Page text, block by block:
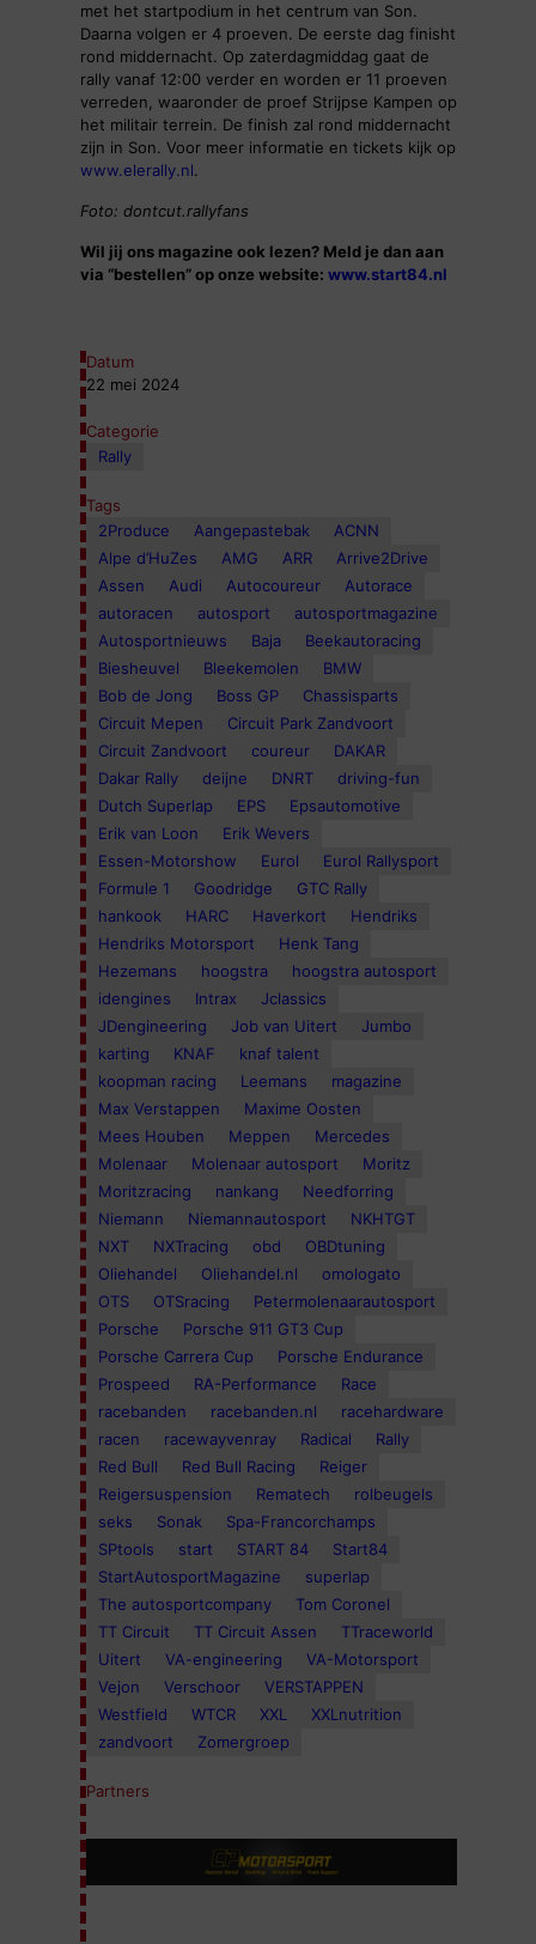
met het startpodium in het centrum van Son.
Daarna volgen er 4 proeven. De eerste dag finisht
rond middernacht. Op zaterdagmiddag gaat de
rally vanaf 12:00 verder en worden er 11 proeven
verreden, waaronder de proef Strijpse Kampen op
het militair terrein. De finish zal rond middernacht
zijn in Son. Voor meer informatie en tickets kijk op
www.elerally.nl.
Foto: dontcut.rallyfans
Wil jij ons magazine ook lezen? Meld je dan aan
via “bestellen” op onze website: www.start84.nl
Datum
22 mei 2024
Categorie
Rally
Tags
2Produce
Aangepastebak
ACNN
Alpe d’HuZes
AMG ARR
Arrive2Drive
Assen
Audi Autocoureur
Autorace
autoracen
autosport
autosportmagazine
Autosportnieuws
Baja
Beekautoracing
Biesheuvel
Bleekemolen
BMW
Bob de Jong
Boss GP
Chassisparts
Circuit Mepen
Circuit Park Zandvoort
Circuit Zandvoort
coureur
DAKAR
Dakar Rally
deijne DNRT
driving-fun
Dutch Superlap
EPS
Epsautomotive
Erik van Loon
Erik Wevers
Essen-Motorshow
Eurol
Eurol Rallysport
Formule 1
Goodridge
GTC Rally
hankook
HARC Haverkort
Hendriks
Hendriks Motorsport
Henk Tang
Hezemans
hoogstra
hoogstra autosport
idengines
Intrax
Jclassics
JDengineering
Job van Uitert
Jumbo
karting
KNAF
knaf talent
koopman racing
Leemans
magazine
Max Verstappen
Maxime Oosten
Mees Houben
Meppen
Mercedes
Molenaar
Molenaar autosport
Moritz
Moritzracing
nankang
Needforring
Niemann
Niemannautosport
NKHTGT
NXT
NXTracing obd
OBDtuning
Oliehandel
Oliehandel.nl
omologato
OTS
OTSracing
Petermolenaarautosport
Porsche
Porsche 911 GT3 Cup
Porsche Carrera Cup
Porsche Endurance
Prospeed
RA-Performance
Race
racebanden
racebanden.nl
racehardware
racen
racewayvenray Radical
Rally
Red Bull
Red Bull Racing
Reiger
Reigersuspension
Rematech
rolbeugels
seks
Sonak
Spa-Francorchamps
SPtools
start START 84
Start84
StartAutosportMagazine
superlap
The autosportcompany
Tom Coronel
TT Circuit
TT Circuit Assen
TTraceworld
Uitert
VA-engineering
VA-Motorsport
Vejon
Verschoor
VERSTAPPEN
Westfield
WTCR XXL
XXLnutrition
zandvoort
Zomergroep
Partners